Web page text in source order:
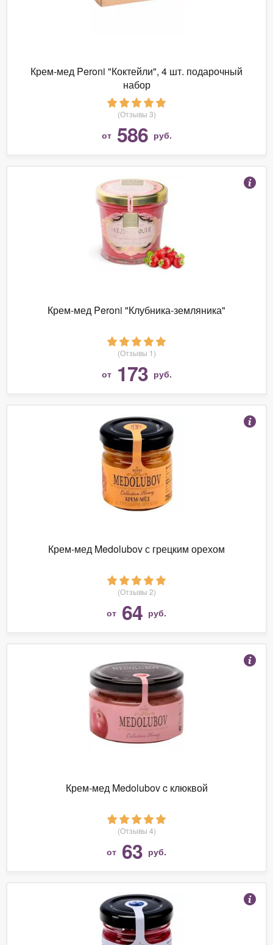
Крем-мед Peroni "Коктейли", 4 шт. подарочный
набор
(Отзывы 3)
от 586 руб.
Крем-мед Peroni "Клубника-земляника"
(Отзывы 1)
от 173 руб.
Крем-мед Medolubov с грецким орехом
(Отзывы 2)
от 64 руб.
Крем-мед Medolubov c клюквой
(Отзывы 4)
от 63 руб.